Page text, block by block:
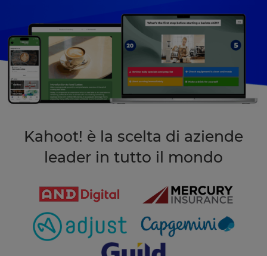
Kahoot! è la scelta di aziende
leader in tutto il mondo